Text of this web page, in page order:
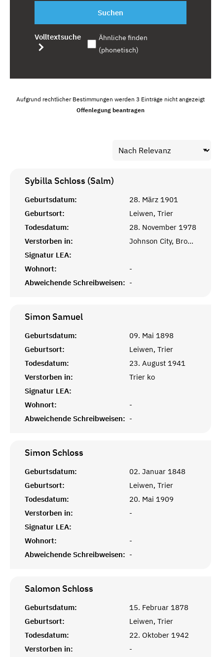
Suchen
Volltextsuche
Ähnliche finden
(phonetisch)
Aufgrund rechtlicher Bestimmungen werden 3 Einträge nicht angezeigt
Offenlegung beantragen
Sybilla Schloss (Salm)
Geburtsdatum:
28. März 1901
Geburtsort:
Leiwen, Trier
Todesdatum:
28. November 1978
Verstorben in:
Johnson City, Broome, NY
Signatur LEA:
Wohnort:
-
Abweichende Schreibweisen: -
Simon Samuel
Geburtsdatum:
09. Mai 1898
Geburtsort:
Leiwen, Trier
Todesdatum:
23. August 1941
Verstorben in:
Trier ko
Signatur LEA:
Wohnort:
-
Abweichende Schreibweisen: -
Simon Schloss
Geburtsdatum:
02. Januar 1848
Geburtsort:
Leiwen, Trier
Todesdatum:
20. Mai 1909
Verstorben in:
-
Signatur LEA:
Wohnort:
-
Abweichende Schreibweisen: -
Salomon Schloss
Geburtsdatum:
15. Februar 1878
Geburtsort:
Leiwen, Trier
Todesdatum:
22. Oktober 1942
Verstorben in:
-